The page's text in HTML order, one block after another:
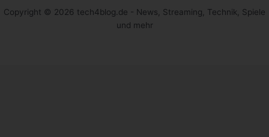
Copyright © 2026 tech4blog.de - News, Streaming, Technik, Spiele
und mehr